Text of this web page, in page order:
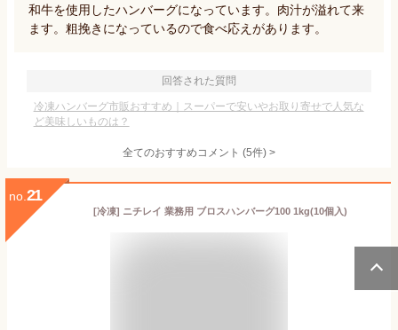
和牛を使用したハンバーグになっています。肉汁が溢れて来
ます。粗挽きになっているので食べ応えがあります。
回答された質問
冷凍ハンバーグ市販おすすめ｜スーパーで安いやお取り寄せで人気な
ど美味しいものは？
全てのおすすめコメント (5件) >
no. 21
[冷凍] ニチレイ 業務用 ブロスハンバーグ100 1kg(10個入)